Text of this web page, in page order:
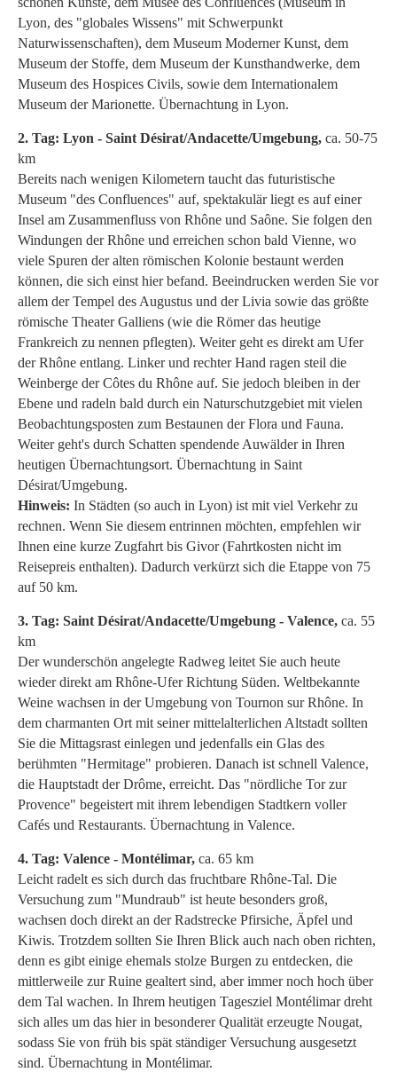
Lyon, des "globales Wissens" mit Schwerpunkt
Naturwissenschaften), dem Museum Moderner Kunst, dem
Museum der Stoffe, dem Museum der Kunsthandwerke, dem
Museum des Hospices Civils, sowie dem Internationalem
Museum der Marionette. Übernachtung in Lyon.
2. Tag: Lyon - Saint Désirat/Andacette/Umgebung, ca. 50-75
km
Bereits nach wenigen Kilometern taucht das futuristische
Museum "des Confluences" auf, spektakulär liegt es auf einer
Insel am Zusammenfluss von Rhône und Saône. Sie folgen den
Windungen der Rhône und erreichen schon bald Vienne, wo
viele Spuren der alten römischen Kolonie bestaunt werden
können, die sich einst hier befand. Beeindrucken werden Sie vor
allem der Tempel des Augustus und der Livia sowie das größte
römische Theater Galliens (wie die Römer das heutige
Frankreich zu nennen pflegten). Weiter geht es direkt am Ufer
der Rhône entlang. Linker und rechter Hand ragen steil die
Weinberge der Côtes du Rhône auf. Sie jedoch bleiben in der
Ebene und radeln bald durch ein Naturschutzgebiet mit vielen
Beobachtungsposten zum Bestaunen der Flora und Fauna.
Weiter geht's durch Schatten spendende Auwälder in Ihren
heutigen Übernachtungsort. Übernachtung in Saint
Désirat/Umgebung.
Hinweis: In Städten (so auch in Lyon) ist mit viel Verkehr zu
rechnen. Wenn Sie diesem entrinnen möchten, empfehlen wir
Ihnen eine kurze Zugfahrt bis Givor (Fahrtkosten nicht im
Reisepreis enthalten). Dadurch verkürzt sich die Etappe von 75
auf 50 km.
3. Tag: Saint Désirat/Andacette/Umgebung - Valence, ca. 55
km
Der wunderschön angelegte Radweg leitet Sie auch heute
wieder direkt am Rhône-Ufer Richtung Süden. Weltbekannte
Weine wachsen in der Umgebung von Tournon sur Rhône. In
dem charmanten Ort mit seiner mittelalterlichen Altstadt sollten
Sie die Mittagsrast einlegen und jedenfalls ein Glas des
berühmten "Hermitage" probieren. Danach ist schnell Valence,
die Hauptstadt der Drôme, erreicht. Das "nördliche Tor zur
Provence" begeistert mit ihrem lebendigen Stadtkern voller
Cafés und Restaurants. Übernachtung in Valence.
4. Tag: Valence - Montélimar, ca. 65 km
Leicht radelt es sich durch das fruchtbare Rhône-Tal. Die
Versuchung zum "Mundraub" ist heute besonders groß,
wachsen doch direkt an der Radstrecke Pfirsiche, Äpfel und
Kiwis. Trotzdem sollten Sie Ihren Blick auch nach oben richten,
denn es gibt einige ehemals stolze Burgen zu entdecken, die
mittlerweile zur Ruine gealtert sind, aber immer noch hoch über
dem Tal wachen. In Ihrem heutigen Tagesziel Montélimar dreht
sich alles um das hier in besonderer Qualität erzeugte Nougat,
sodass Sie von früh bis spät ständiger Versuchung ausgesetzt
sind. Übernachtung in Montélimar.